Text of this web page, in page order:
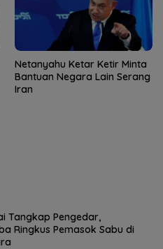
Netanyahu Ketar Ketir Minta
Bantuan Negara Lain Serang
Iran
Tangkap Pengedar,
Ringkus Pemasok Sabu di